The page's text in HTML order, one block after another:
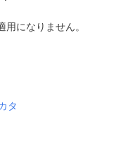
になりません。
タ